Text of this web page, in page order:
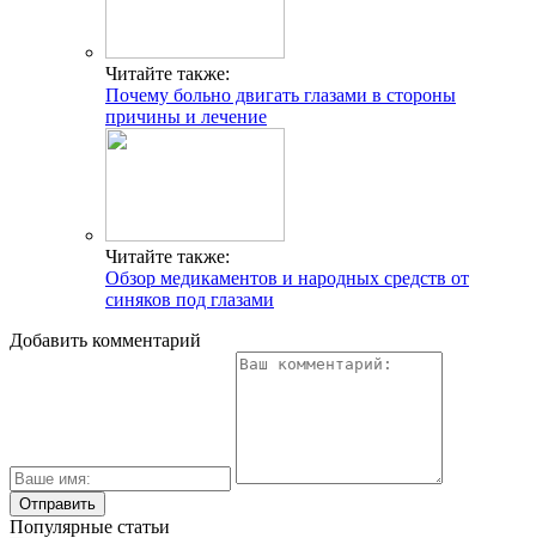
Читайте также:
Почему больно двигать глазами в стороны
причины и лечение
Читайте также:
Обзор медикаментов и народных средств от
синяков под глазами
Добавить комментарий
Популярные статьи